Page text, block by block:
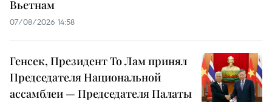
Вьетнам
07/08/2026 14:58
Генсек, Президент То Лам принял
Председателя Национальной
ассамблеи — Председателя Палаты